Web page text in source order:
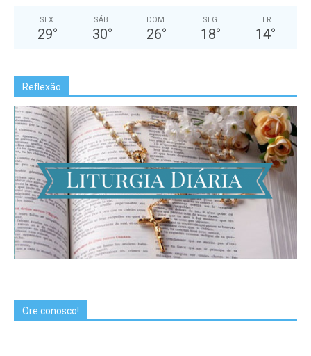
SEX
29°
SÁB
30°
DOM
26°
SEG
18°
TER
14°
Reflexão
Ore conosco!